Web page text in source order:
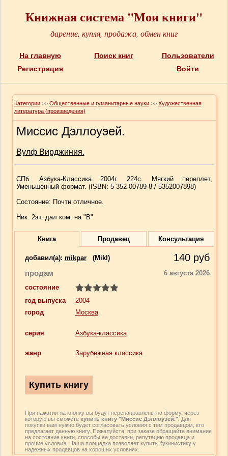
Книжная система "Мои книги"
дарение, купля, продажа, обмен книг
На главную Поиск книг
Пользователи
Регистрация
Войти
Категории >> Общественные и гуманитарные науки >> Художественная
литература (произведения)
Миссис Дэллоуэей.
Вулф Вирджиния.
СПб. Азбука-Классика 2004г. 224с. Мягкий переплет,
Уменьшенный формат. (ISBN: 5-352-00789-8/ 5352007898)
Состояние: Почти отличное.
Ник. 2эт. дал ком. на "В"
Книга Продавец Консультация
добавил(a): mikpar (Mikl) 140 руб
продам
6 августа 2026
состояние
год выпуска
2004
город
Москва
серия Азбука-классика
жанр Зарубежная классика
При нажатии на кнопку вы будут перенаправлены на форму, через
которую вы сможете купить книгу "Миссис Дэллоуэей.". Для
покупки вам нужно будет согласовать условия с тем продавцом, кто
предлагает данную книгу. Пожалуйста, при заказе обращайте внимание
на состояние книги, способы ее доставки, репутацию продавца и
прочие условия. Наша площадка позволяет купить букинистику у
надежных продавцов на хороших условиях.